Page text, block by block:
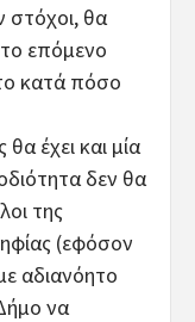
στόχοι, θα
επόμενο
κατά πόσο
έχει και μία
δεν θα
της
(εφόσον
αδιανόητο
να